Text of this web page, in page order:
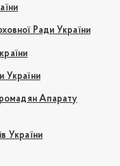
Ради України
України
Апарату
України